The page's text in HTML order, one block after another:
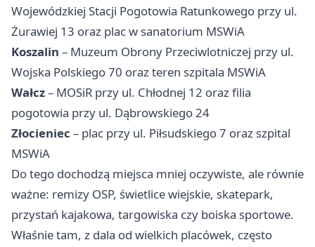
Wojewódzkiej Stacji Pogotowia Ratunkowego przy ul.
Żurawiej 13 oraz plac w sanatorium MSWiA
Koszalin – Muzeum Obrony Przeciwlotniczej przy ul.
Wojska Polskiego 70 oraz teren szpitala MSWiA
Wałcz– MOSiR przy ul. Chłodnej 12 oraz filia
pogotowia przy ul. Dąbrowskiego 24
Złocieniec – plac przy ul. Piłsudskiego 7 oraz szpital
MSWiA
Do tego dochodzą miejsca mniej oczywiste, ale równie
ważne: remizy OSP, świetlice wiejskie, skatepark,
przystań kajakowa, targowiska czy boiska sportowe.
Właśnie tam, z dala od wielkich placówek, często